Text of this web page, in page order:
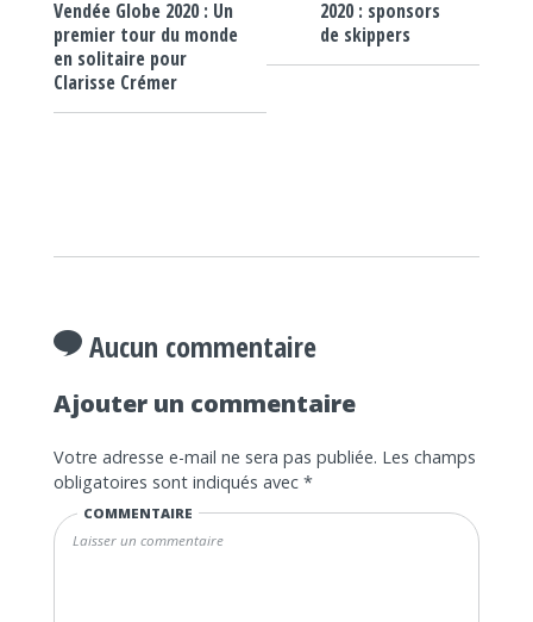
Vendée Globe 2020 : Un
premier tour du monde
en solitaire pour
Clarisse Crémer
2020 : sponsors
de skippers
Aucun commentaire
Ajouter un commentaire
Votre adresse e-mail ne sera pas publiée. Les champs
obligatoires sont indiqués avec *
COMMENTAIRE